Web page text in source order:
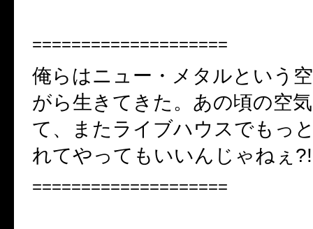
====================
俺らはニュー・メタルという
がら生きてきた。あの頃の空
て、またライブハウスでもっ
れてやってもいいんじゃねぇ ?!
====================